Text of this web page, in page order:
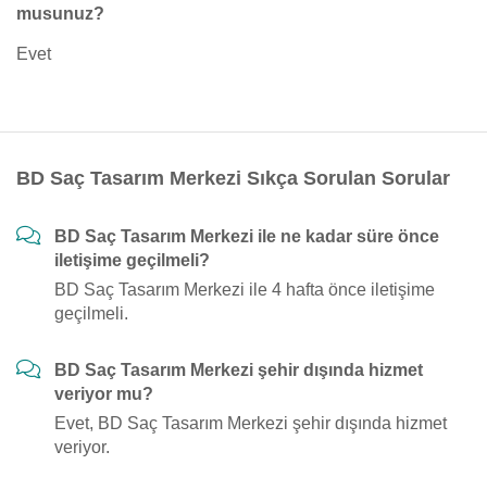
musunuz?
Evet
BD Saç Tasarım Merkezi Sıkça Sorulan Sorular
BD Saç Tasarım Merkezi ile ne kadar süre önce
iletişime geçilmeli?
BD Saç Tasarım Merkezi ile 4 hafta önce iletişime
geçilmeli.
BD Saç Tasarım Merkezi şehir dışında hizmet
veriyor mu?
Evet, BD Saç Tasarım Merkezi şehir dışında hizmet
veriyor.